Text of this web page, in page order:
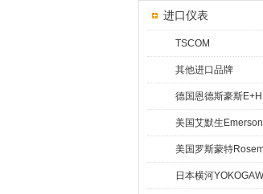
进口仪表
TSCOM
其他进口品牌
德国恩德斯豪斯E+H
美国艾默生Emerson
美国罗斯蒙特
日本横河